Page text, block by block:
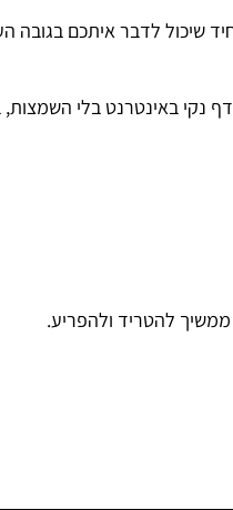
לדבר איתכם בגובה
נקי באינטרנט בלי
להטריד ולהפריע.